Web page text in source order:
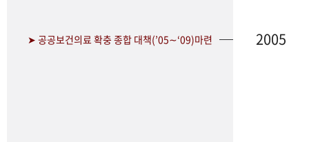
➤ 공공보건의료 확충 종합 대책(’05∼‘09)마련 2005